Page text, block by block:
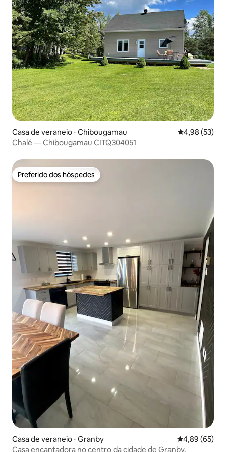
Casa de veraneio ⋅ Chibougamau 4,98 de uma
4,98 (53)
Chalé — Chibougamau CITQ304051
Preferido dos hóspedes
Preferido dos hóspedes
Casa de veraneio ⋅ Granby 4,89 de uma
4,89 (65)
Casa encantadora no centro da cidade de Granby.